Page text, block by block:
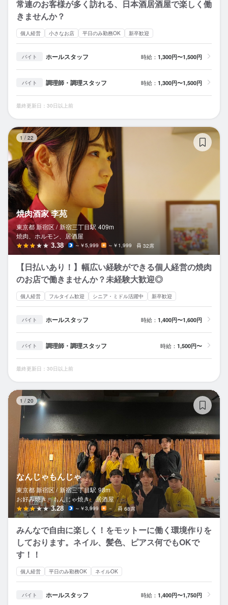
常連のお客様が多く訪れる、日本酒居酒屋で楽しく働
きませんか？
個人経営 小さなお店 平日のみ勤務OK 新卒歓迎
バイト ホールスタッフ 時給： 1,300円〜1,500円
バイト 調理師・調理スタッフ 時給： 1,300円〜1,500円
最終更新日：30日以上前
1 / 22
焼肉酒家 李苑
東京都 新宿区 / 新宿三丁目駅 409m
焼肉、ホルモン、居酒屋
3.38 ～￥5,999 ～￥1,999 32席
【日払いあり！】幅広い経験ができる個人経営の焼肉
のお店で働きませんか？未経験大歓迎◎
個人経営 フルタイム歓迎 シニア・ミドル活躍中 新卒歓迎
バイト ホールスタッフ 時給： 1,400円〜1,600円
バイト 調理師・調理スタッフ 時給： 1,500円〜
最終更新日：30日以上前
1 / 20
なんじゃもんじゃ
東京都 新宿区 / 新宿三丁目駅 98m
お好み焼き、もんじゃ焼き、居酒屋
3.28 ～￥3,999 － 68席
みんなで自由に楽しく！をモットーに働く環境作りを
しております。ネイル、髪色、ピアス何でもOKで
す！！
個人経営 平日のみ勤務OK ネイルOK
バイト ホールスタッフ 時給： 1,400円〜1,750円